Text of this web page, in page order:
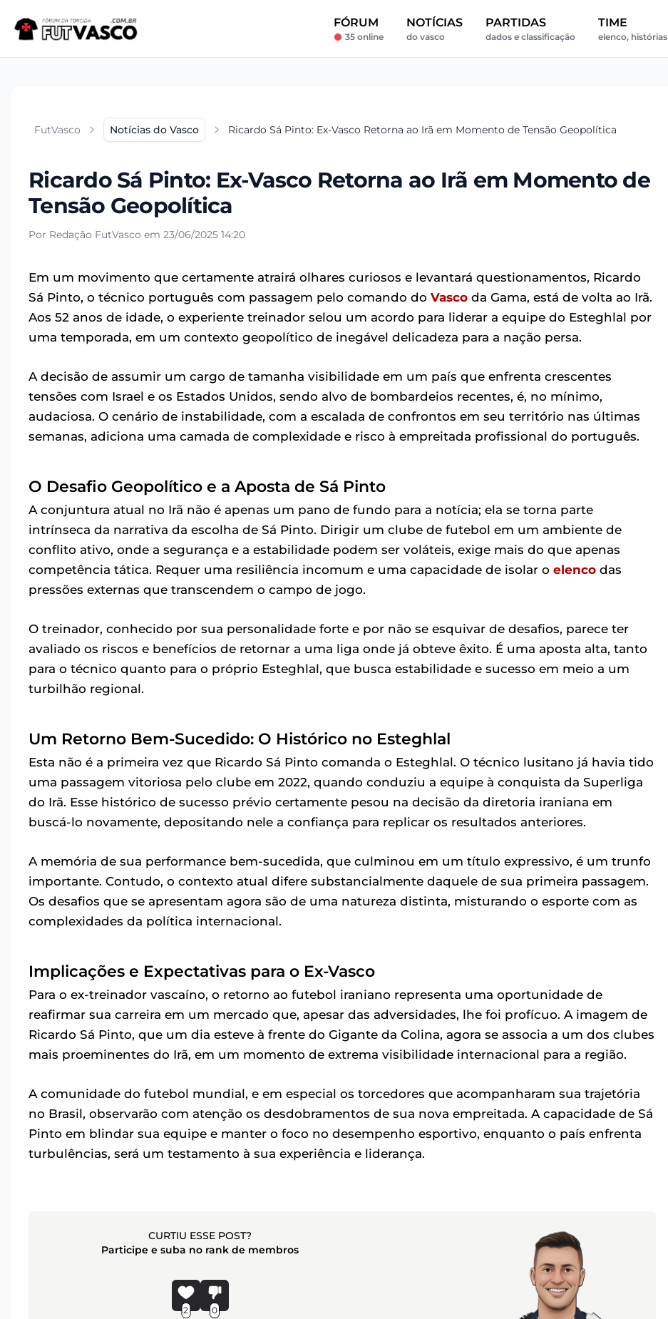
FÓRUM
35 online
NOTÍCIAS
do vasco
PARTIDAS
dados e classificação
TIME
elenco, histórias
FutVasco Notícias do Vasco Ricardo Sá Pinto: Ex-Vasco Retorna ao Irã em Momento de Tensão Geopolítica
Ricardo Sá Pinto: Ex-Vasco Retorna ao Irã em Momento de
Tensão Geopolítica
Por Redação FutVasco em 23/06/2025 14:20
Em um movimento que certamente atrairá olhares curiosos e levantará questionamentos, Ricardo
Sá Pinto, o técnico português com passagem pelo comando do Vasco da Gama, está de volta ao Irã.
Aos 52 anos de idade, o experiente treinador selou um acordo para liderar a equipe do Esteghlal por
uma temporada, em um contexto geopolítico de inegável delicadeza para a nação persa.
A decisão de assumir um cargo de tamanha visibilidade em um país que enfrenta crescentes
tensões com Israel e os Estados Unidos, sendo alvo de bombardeios recentes, é, no mínimo,
audaciosa. O cenário de instabilidade, com a escalada de confrontos em seu território nas últimas
semanas, adiciona uma camada de complexidade e risco à empreitada profissional do português.
O Desafio Geopolítico e a Aposta de Sá Pinto
A conjuntura atual no Irã não é apenas um pano de fundo para a notícia; ela se torna parte
intrínseca da narrativa da escolha de Sá Pinto. Dirigir um clube de futebol em um ambiente de
conflito ativo, onde a segurança e a estabilidade podem ser voláteis, exige mais do que apenas
competência tática. Requer uma resiliência incomum e uma capacidade de isolar o elenco das
pressões externas que transcendem o campo de jogo.
O treinador, conhecido por sua personalidade forte e por não se esquivar de desafios, parece ter
avaliado os riscos e benefícios de retornar a uma liga onde já obteve êxito. É uma aposta alta, tanto
para o técnico quanto para o próprio Esteghlal, que busca estabilidade e sucesso em meio a um
turbilhão regional.
Um Retorno Bem-Sucedido: O Histórico no Esteghlal
Esta não é a primeira vez que Ricardo Sá Pinto comanda o Esteghlal. O técnico lusitano já havia tido
uma passagem vitoriosa pelo clube em 2022, quando conduziu a equipe à conquista da Superliga
do Irã. Esse histórico de sucesso prévio certamente pesou na decisão da diretoria iraniana em
buscá-lo novamente, depositando nele a confiança para replicar os resultados anteriores.
A memória de sua performance bem-sucedida, que culminou em um título expressivo, é um trunfo
importante. Contudo, o contexto atual difere substancialmente daquele de sua primeira passagem.
Os desafios que se apresentam agora são de uma natureza distinta, misturando o esporte com as
complexidades da política internacional.
Implicações e Expectativas para o Ex-Vasco
Para o ex-treinador vascaíno, o retorno ao futebol iraniano representa uma oportunidade de
reafirmar sua carreira em um mercado que, apesar das adversidades, lhe foi profícuo. A imagem de
Ricardo Sá Pinto, que um dia esteve à frente do Gigante da Colina, agora se associa a um dos clubes
mais proeminentes do Irã, em um momento de extrema visibilidade internacional para a região.
A comunidade do futebol mundial, e em especial os torcedores que acompanharam sua trajetória
no Brasil, observarão com atenção os desdobramentos de sua nova empreitada. A capacidade de Sá
Pinto em blindar sua equipe e manter o foco no desempenho esportivo, enquanto o país enfrenta
turbulências, será um testamento à sua experiência e liderança.
CURTIU ESSE POST?
Participe e suba no rank de membros
2 0